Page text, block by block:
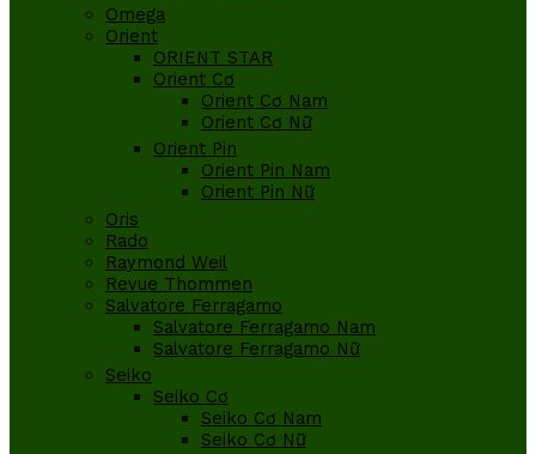
Omega
Orient
ORIENT STAR
Orient Cơ
Orient Cơ Nam
Orient Cơ Nữ
Orient Pin
Orient Pin Nam
Orient Pin Nữ
Oris
Rado
Raymond Weil
Revue Thommen
Salvatore Ferragamo
Salvatore Ferragamo Nam
Salvatore Ferragamo Nữ
Seiko
Seiko Cơ
Seiko Cơ Nam
Seiko Cơ Nữ